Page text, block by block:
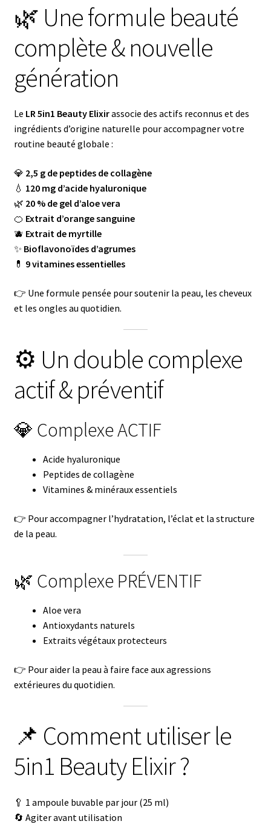
🌿 Une formule beauté
complète & nouvelle
génération
Le LR 5in1 Beauty Elixirassocie des actifs reconnus et des
ingrédients d’origine naturelle pour accompagner votre
routine beauté globale :
💎 2,5 g de peptides de collagène
💧 120 mg d’acide hyaluronique
🌿 20 % de gel d’aloe vera
🍊 Extrait d’orange sanguine
🫐 Extrait de myrtille
✨ Bioflavonoïdes d’agrumes
💊 9 vitamines essentielles
👉 Une formule pensée pour soutenir la peau, les cheveux
et les ongles au quotidien.
⚙️ Un double complexe
actif & préventif
💎 Complexe ACTIF
Acide hyaluronique
Peptides de collagène
Vitamines & minéraux essentiels
👉 Pour accompagner l’hydratation, l’éclat et la structure
de la peau.
🌿 Complexe PRÉVENTIF
Aloe vera
Antioxydants naturels
Extraits végétaux protecteurs
👉 Pour aider la peau à faire face aux agressions
extérieures du quotidien.
📌 Comment utiliser le
5in1 Beauty Elixir ?
🥄 1 ampoule buvable par jour (25 ml)
🔄 Agiter avant utilisation